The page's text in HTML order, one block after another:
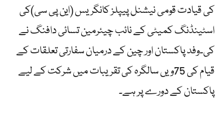
کی قیادت قومی نیشنل پیپلز کانگریس (این پی سی)کی
اسٹینڈنگ کمیٹی کے نائب چیئرمین تسائی دافنگ نے
کی۔وفد پاکستان اور چین کے درمیان سفارتی تعلقات کے
قیام کی 75ویں سالگرہ کی تقریبات میں شرکت کے لیے
پاکستان کے دورے پر ہے۔